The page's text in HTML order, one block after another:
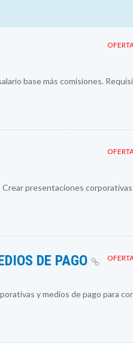
base más comisiones.
Crear presentaciones
DE PAGO
y medios de pago para